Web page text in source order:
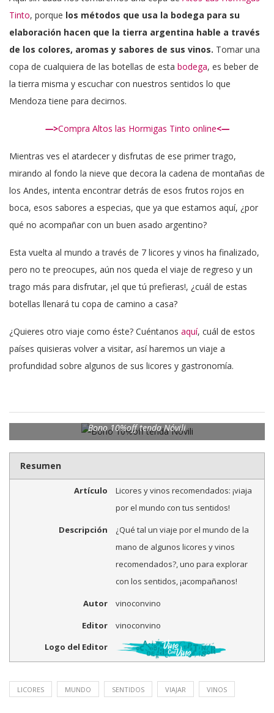
Tinto, porque los métodos que usa la bodega para su
elaboración hacen que la tierra argentina hable a través
de los colores, aromas y sabores de sus vinos. Tomar una
copa de cualquiera de las botellas de esta bodega, es beber de
la tierra misma y escuchar con nuestros sentidos lo que
Mendoza tiene para decirnos.
—>Compra Altos las Hormigas Tinto online<—
Mientras ves el atardecer y disfrutas de ese primer trago,
mirando al fondo la nieve que decora la cadena de montañas de
los Andes, intenta encontrar detrás de esos frutos rojos en
boca, esos sabores a especias, que ya que estamos aquí, ¿por
qué no acompañar con un buen asado argentino?
Esta vuelta al mundo a través de 7 licores y vinos ha finalizado,
pero no te preocupes, aún nos queda el viaje de regreso y un
trago más para disfrutar, ¡el que tú prefieras!, ¿cuál de estas
botellas llenará tu copa de camino a casa?
¿Quieres otro viaje como éste? Cuéntanos aquí, cuál de estos
países quisieras volver a visitar, así haremos un viaje a
profundidad sobre algunos de sus licores y gastronomía.
Bono 10%off tenda Nóvili
Resumen
Artículo
Licores y vinos recomendados: ¡viaja
por el mundo con tus sentidos!
Descripción
¿Qué tal un viaje por el mundo de la
mano de algunos licores y vinos
recomendados?, uno para explorar
con los sentidos, ¡acompañanos!
Autor
vinoconvino
Editor
vinoconvino
Logo del Editor
LICORES MUNDO SENTIDOS VIAJAR VINOS